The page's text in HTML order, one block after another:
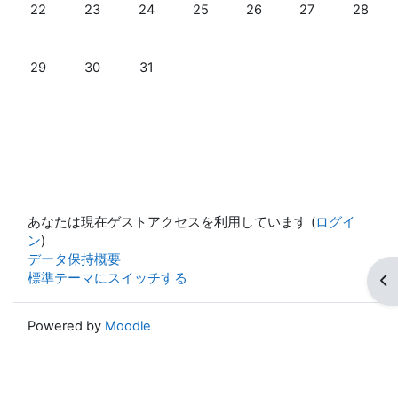
ブ
イベントなし 2025年 12月 22日
22 イベントなし 2025年 12月 23日
23 イベントなし 2025年 12月 24日
24 イベントなし 2025年 12月 25日
25 イベントなし 2025年 12
26 イベントなし
27 イベン
28
イベントなし 2025年 12月 29日
29 イベントなし 2025年 12月 30日
30 イベントなし 2025年 12月 31日
31
あなたは現在ゲストアクセスを利用しています (ログイ
ン)
データ保持概要
標準テーマにスイッチする
Powered by Moodle